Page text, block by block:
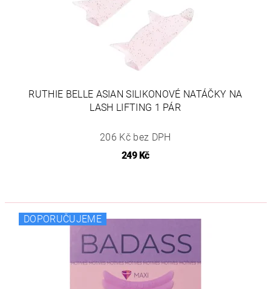
RUTHIE BELLE ASIAN SILIKONOVÉ NATÁČKY NA
LASH LIFTING 1 PÁR
206 Kč bez DPH
249 Kč
DOPORUČUJEME